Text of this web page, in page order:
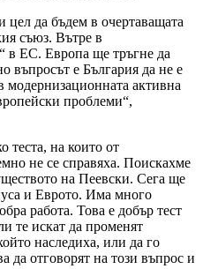
цел да бъдем в очертаващата
съюз. Вътре в
в ЕС. Европа ще тръгне да
въпросът е България да не е
модернизационната активна
проблеми“,
теста, на които от
не се справяха. Поискахме
на Пеевски. Сега ще
и Еврото. Има много
работа. Това е добър тест
те искат да променят
наследиха, или да го
да отговорят на този въпрос и